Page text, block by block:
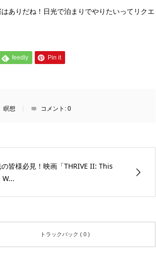
ありだね！日光で泊まりでやりたいってリクエ
feedly Pin it
瞑想
コメント: 0
皆様必見！映画「THRIVE II: This
W...
トラックバック ( 0 )